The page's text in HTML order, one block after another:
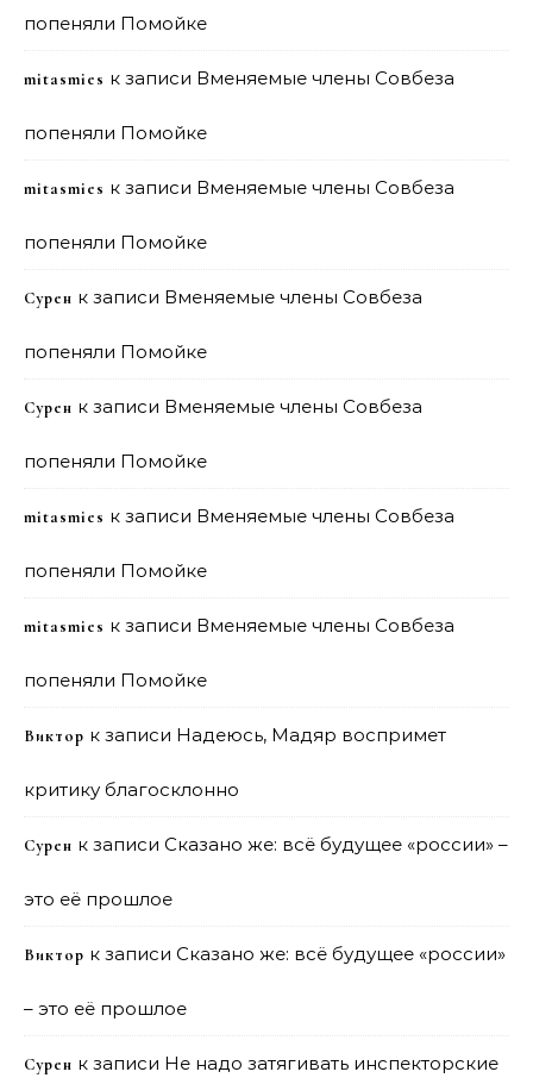
попеняли Помойке
mitasmies к записи Вменяемые члены Совбеза
попеняли Помойке
mitasmies к записи Вменяемые члены Совбеза
попеняли Помойке
Сурен к записи Вменяемые члены Совбеза
попеняли Помойке
Сурен к записи Вменяемые члены Совбеза
попеняли Помойке
mitasmies к записи Вменяемые члены Совбеза
попеняли Помойке
mitasmies к записи Вменяемые члены Совбеза
попеняли Помойке
Виктор к записи Надеюсь, Мадяр воспримет
критику благосклонно
Сурен к записи Сказано же: всё будущее «россии» –
это её прошлое
Виктор к записи Сказано же: всё будущее «россии»
– это её прошлое
Сурен к записи Не надо затягивать инспекторские